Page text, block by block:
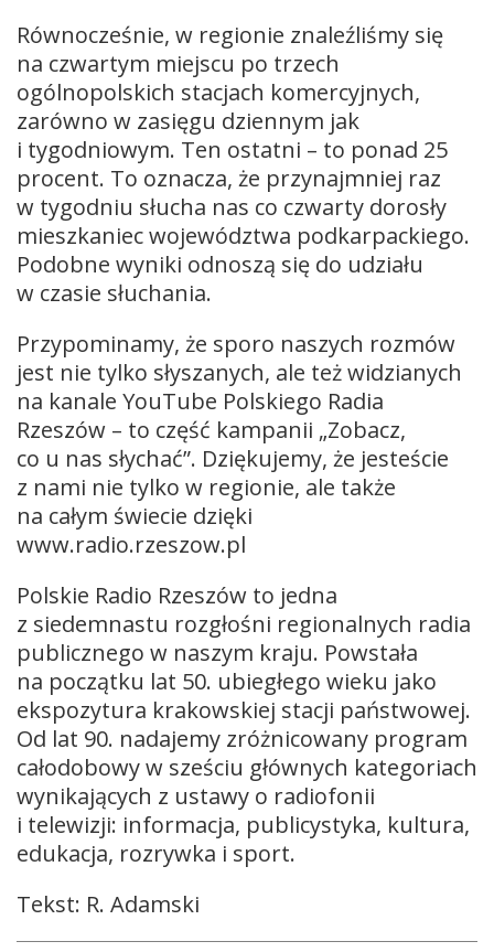
Równocześnie, w regionie znaleźliśmy się
na czwartym miejscu po trzech
ogólnopolskich stacjach komercyjnych,
zarówno w zasięgu dziennym jak
i tygodniowym. Ten ostatni – to ponad 25
procent. To oznacza, że przynajmniej raz
w tygodniu słucha nas co czwarty dorosły
mieszkaniec województwa podkarpackiego.
Podobne wyniki odnoszą się do udziału
w czasie słuchania.
Przypominamy, że sporo naszych rozmów
jest nie tylko słyszanych, ale też widzianych
na kanale YouTube Polskiego Radia
Rzeszów – to część kampanii „Zobacz,
co u nas słychać”. Dziękujemy, że jesteście
z nami nie tylko w regionie, ale także
na całym świecie dzięki
www.radio.rzeszow.pl
Polskie Radio Rzeszów to jedna
z siedemnastu rozgłośni regionalnych radia
publicznego w naszym kraju. Powstała
na początku lat 50. ubiegłego wieku jako
ekspozytura krakowskiej stacji państwowej.
Od lat 90. nadajemy zróżnicowany program
całodobowy w sześciu głównych kategoriach
wynikających z ustawy o radiofonii
i telewizji: informacja, publicystyka, kultura,
edukacja, rozrywka i sport.
Tekst: R. Adamski